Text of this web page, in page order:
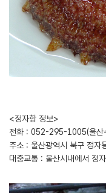
<정자항 정보>
전화 : 052-295-1005(울산
주소 : 울산광역시 북구 정자
대중교통 : 울산시내에서 정